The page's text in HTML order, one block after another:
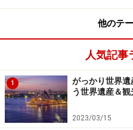
他のテ
人気記事
1
がっかり世界遺
う世界遺産＆観
2023/03/15